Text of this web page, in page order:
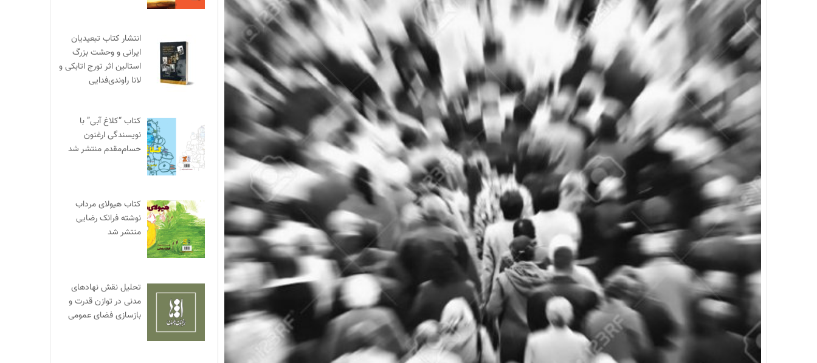
انتشار کتاب تبعیدیان
ایرانی و وحشت بزرگ
استالین اثر تورج اتابکی و
لانا راوندی‌فدایی
کتاب “کلاغ آبی” با
نویسندگی ارغنون
حسام‌مقدم منتشر شد
کتاب هیولای مرداب
نوشته فرانک رضایی
منتشر شد
تحلیل نقش نهادهای
مدنی در توازن قدرت و
بازسازی فضای عمومی